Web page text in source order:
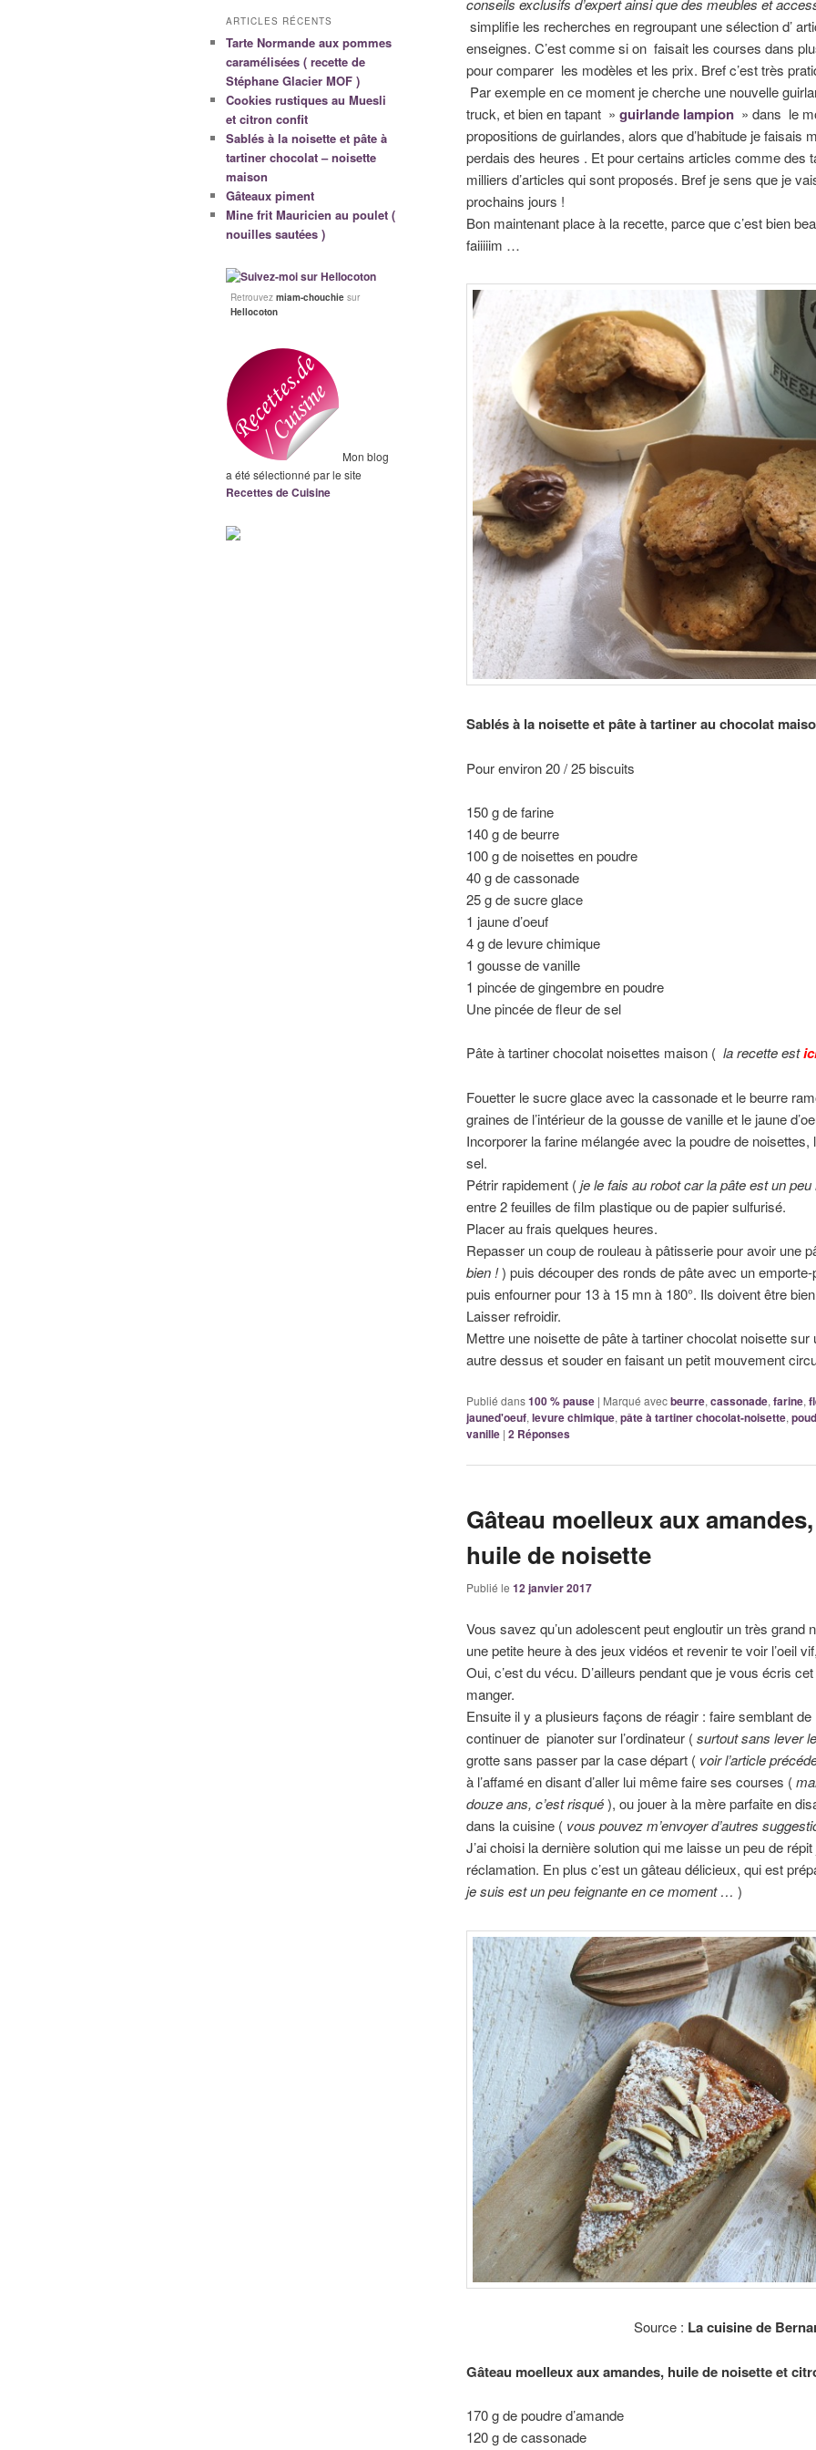
simplifie les recherches en regroupant une sélection d’
enseignes. C’est comme si on faisait les courses dans
pour comparer les modèles et les prix. Bref c’est très
Par exemple en ce moment je cherche une nouvelle
truck, et bien en tapant » guirlande lampion » dans le
propositions de guirlandes, alors que d’habitude je faisais
perdais des heures . Et pour certains articles comme des
milliers d’articles qui sont proposés. Bref je sens que je
prochains jours !
Bon maintenant place à la recette, parce que c’est bien
faiiiiim …
Sablés à la noisette et pâte à tartiner au chocolat
Pour environ 20 / 25 biscuits
150 g de farine
140 g de beurre
100 g de noisettes en poudre
40 g de cassonade
25 g de sucre glace
1 jaune d’oeuf
4 g de levure chimique
1 gousse de vanille
1 pincée de gingembre en poudre
Une pincée de fleur de sel
Pâte à tartiner chocolat noisettes maison ( la recette est
Fouetter le sucre glace avec la cassonade et le beurre
graines de l’intérieur de la gousse de vanille et le jaune
Incorporer la farine mélangée avec la poudre de
sel.
Pétrir rapidement (je le fais au robot car la pâte est un peu
entre 2 feuilles de film plastique ou de papier sulfurisé.
Placer au frais quelques heures.
Repasser un coup de rouleau à pâtisserie pour avoir une
bien !) puis découper des ronds de pâte avec un emporte-
puis enfourner pour 13 à 15 mn à 180°. Ils doivent être
Laisser refroidir.
Mettre une noisette de pâte à tartiner chocolat noisette
autre dessus et souder en faisant un petit mouvement
Publié dans100 % pause | Marqué avecbeurre, cassonade, farine,
jauned'oeuf, levure chimique, pâte à tartiner chocolat-noisette,
vanille | 2 Réponses
Gâteau moelleux aux
huile de noisette
Publié le 12 janvier 2017
Vous savez qu’un adolescent peut engloutir un très grand
une petite heure à des jeux vidéos et revenir te voir l’oeil
Oui, c’est du vécu. D’ailleurs pendant que je vous écris
manger.
Ensuite il y a plusieurs façons de réagir : faire semblant de
continuer de pianoter sur l’ordinateur (surtout sans lever
grotte sans passer par la case départ ( voir l’article
à l’affamé en disant d’aller lui même faire ses courses (
douze ans, c’est risqué), ou jouer à la mère parfaite en
dans la cuisine ( vous pouvez m’envoyer d’autres
J’ai choisi la dernière solution qui me laisse un peu de répit
réclamation. En plus c’est un gâteau délicieux, qui est
je suis est un peu feignante en ce moment … )
Source : La cuisine de
Gâteau moelleux aux amandes, huile de noisette et
170 g de poudre d’amande
120 g de cassonade
ARTICLES RÉCENTS
Tarte Normande aux pommes
caramélisées ( recette de
Stéphane Glacier MOF )
Cookies rustiques au Muesli
et citron confit
Sablés à la noisette et pâte à
tartiner chocolat – noisette
maison
Gâteaux piment
Mine frit Mauricien au poulet (
nouilles sautées )
Retrouvez miam-chouchie sur
Hellocoton
Mon blog
a été sélectionné par le site
Recettes de Cuisine